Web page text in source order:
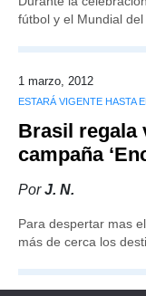
fútbol y el Mundial
1 marzo, 2012
ESTARÁ VIGENTE HASTA
Brasil regala
campaña
PorJ. N.
Para despertar mas
más de cerca los